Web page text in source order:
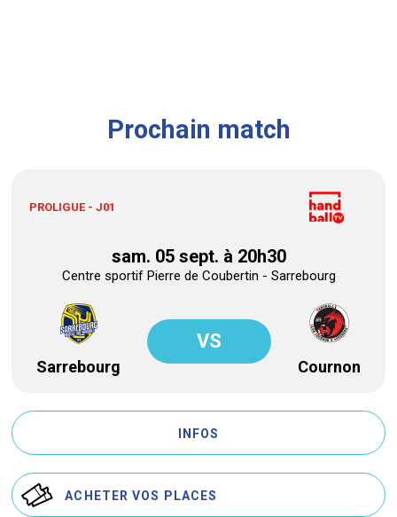
Prochain match
PROLIGUE - J01
sam. 05 sept. à 20h30
Centre sportif Pierre de Coubertin - Sarrebourg
Sarrebourg
VS
Cournon
INFOS
ACHETER VOS PLACES